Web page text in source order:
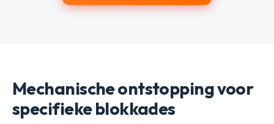
Mechanische ontstopping voor
specifieke blokkades